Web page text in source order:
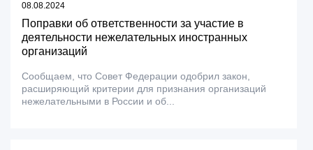
08.08.2024
Поправки об ответственности за участие в
деятельности нежелательных иностранных
организаций
Сообщаем, что Совет Федерации одобрил закон,
расширяющий критерии для признания организаций
нежелательными в России и об...